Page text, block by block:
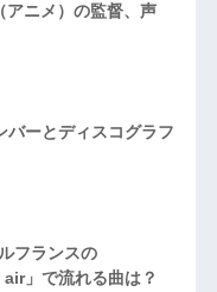
アニメ）の監督、声
バーとディスコグラフ
フランスの
」で流れる曲は？